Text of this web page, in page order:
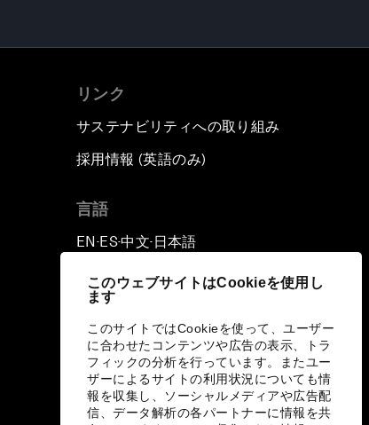
このウェブサイトはCookieを使用し
ます
このサイトではCookieを使って、ユーザー
に合わせたコンテンツや広告の表示、トラ
フィックの分析を行っています。またユー
ザーによるサイトの利用状況についても情
報を収集し、ソーシャルメディアや広告配
信、データ解析の各パートナーに情報を共
リンク
サステナビリティへの取り組み
採用情報 (英語のみ)
言語
EN ▪ES▪中文▪ 日本語